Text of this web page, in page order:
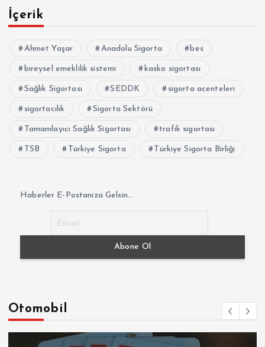
İçerik
Ahmet Yaşar Anadolu Sigorta bes
bireysel emeklilik sistemi kasko sigortası
Sağlık Sigortası SEDDK sigorta acenteleri
sigortacılık Sigorta Sektörü
Tamamlayıcı Sağlık Sigortası trafik sigortası
TSB Türkiye Sigorta Türkiye Sigorta Birliği
Haberler E-Postanıza Gelsin...
Otomobil